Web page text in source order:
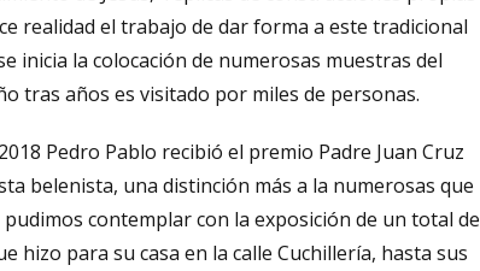
realidad el trabajo de dar forma a este tradicional
inicia la colocación de numerosas muestras del
tras años es visitado por miles de personas.
Pedro Pablo recibió el premio Padre Juan Cruz
belenista, una distinción más a la numerosas que
contemplar con la exposición de un total de
hizo para su casa en la calle Cuchillería, hasta sus